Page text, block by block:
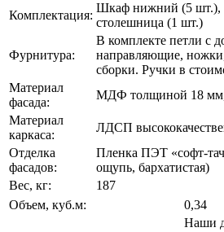
Комплектация:
Шкаф нижний (5 шт.),
столешница (1 шт.)
Фурнитура:
В комплекте петли с
направляющие,
сборки. Ручки в
Материал
фасада:
МДФ толщиной 18 мм,
Материал
каркаса:
ЛДСП
Отделка
фасадов:
Пленка ПЭТ «софт-
ощупь, бархатистая)
Вес, кг:
187
Объем, куб.м:
0,34
Наши